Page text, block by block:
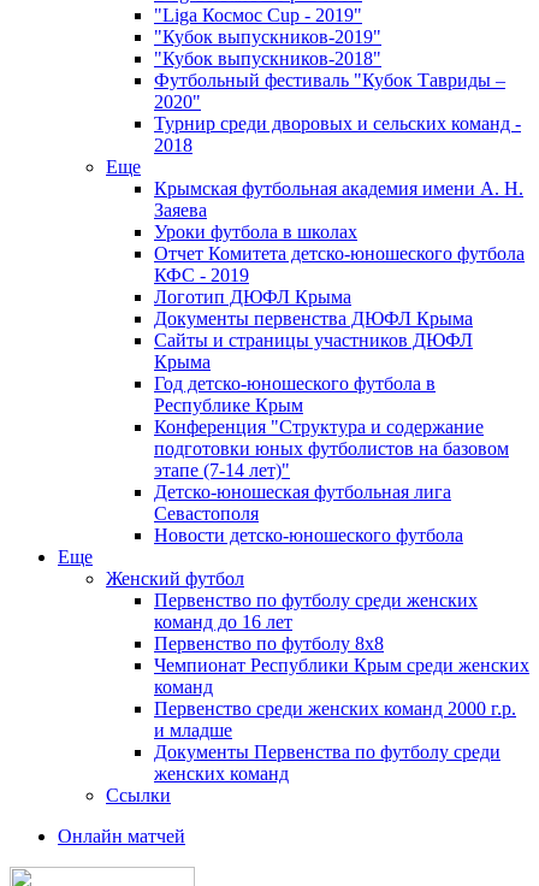
"Liga Космос Cup - 2019"
"Кубок выпускников-2019"
"Кубок выпускников-2018"
Футбольный фестиваль "Кубок Тавриды –
2020"
Турнир среди дворовых и сельских команд -
2018
Еще
Крымская футбольная академия имени А. Н.
Заяева
Уроки футбола в школах
Отчет Комитета детско-юношеского футбола
КФС - 2019
Логотип ДЮФЛ Крыма
Документы первенства ДЮФЛ Крыма
Сайты и страницы участников ДЮФЛ
Крыма
Год детско-юношеского футбола в
Республике Крым
Конференция "Структура и содержание
подготовки юных футболистов на базовом
этапе (7-14 лет)"
Детско-юношеская футбольная лига
Севастополя
Новости детско-юношеского футбола
Еще
Женский футбол
Первенство по футболу среди женских
команд до 16 лет
Первенство по футболу 8х8
Чемпионат Республики Крым среди женских
команд
Первенство среди женских команд 2000 г.р.
и младше
Документы Первенства по футболу среди
женских команд
Ссылки
Онлайн матчей